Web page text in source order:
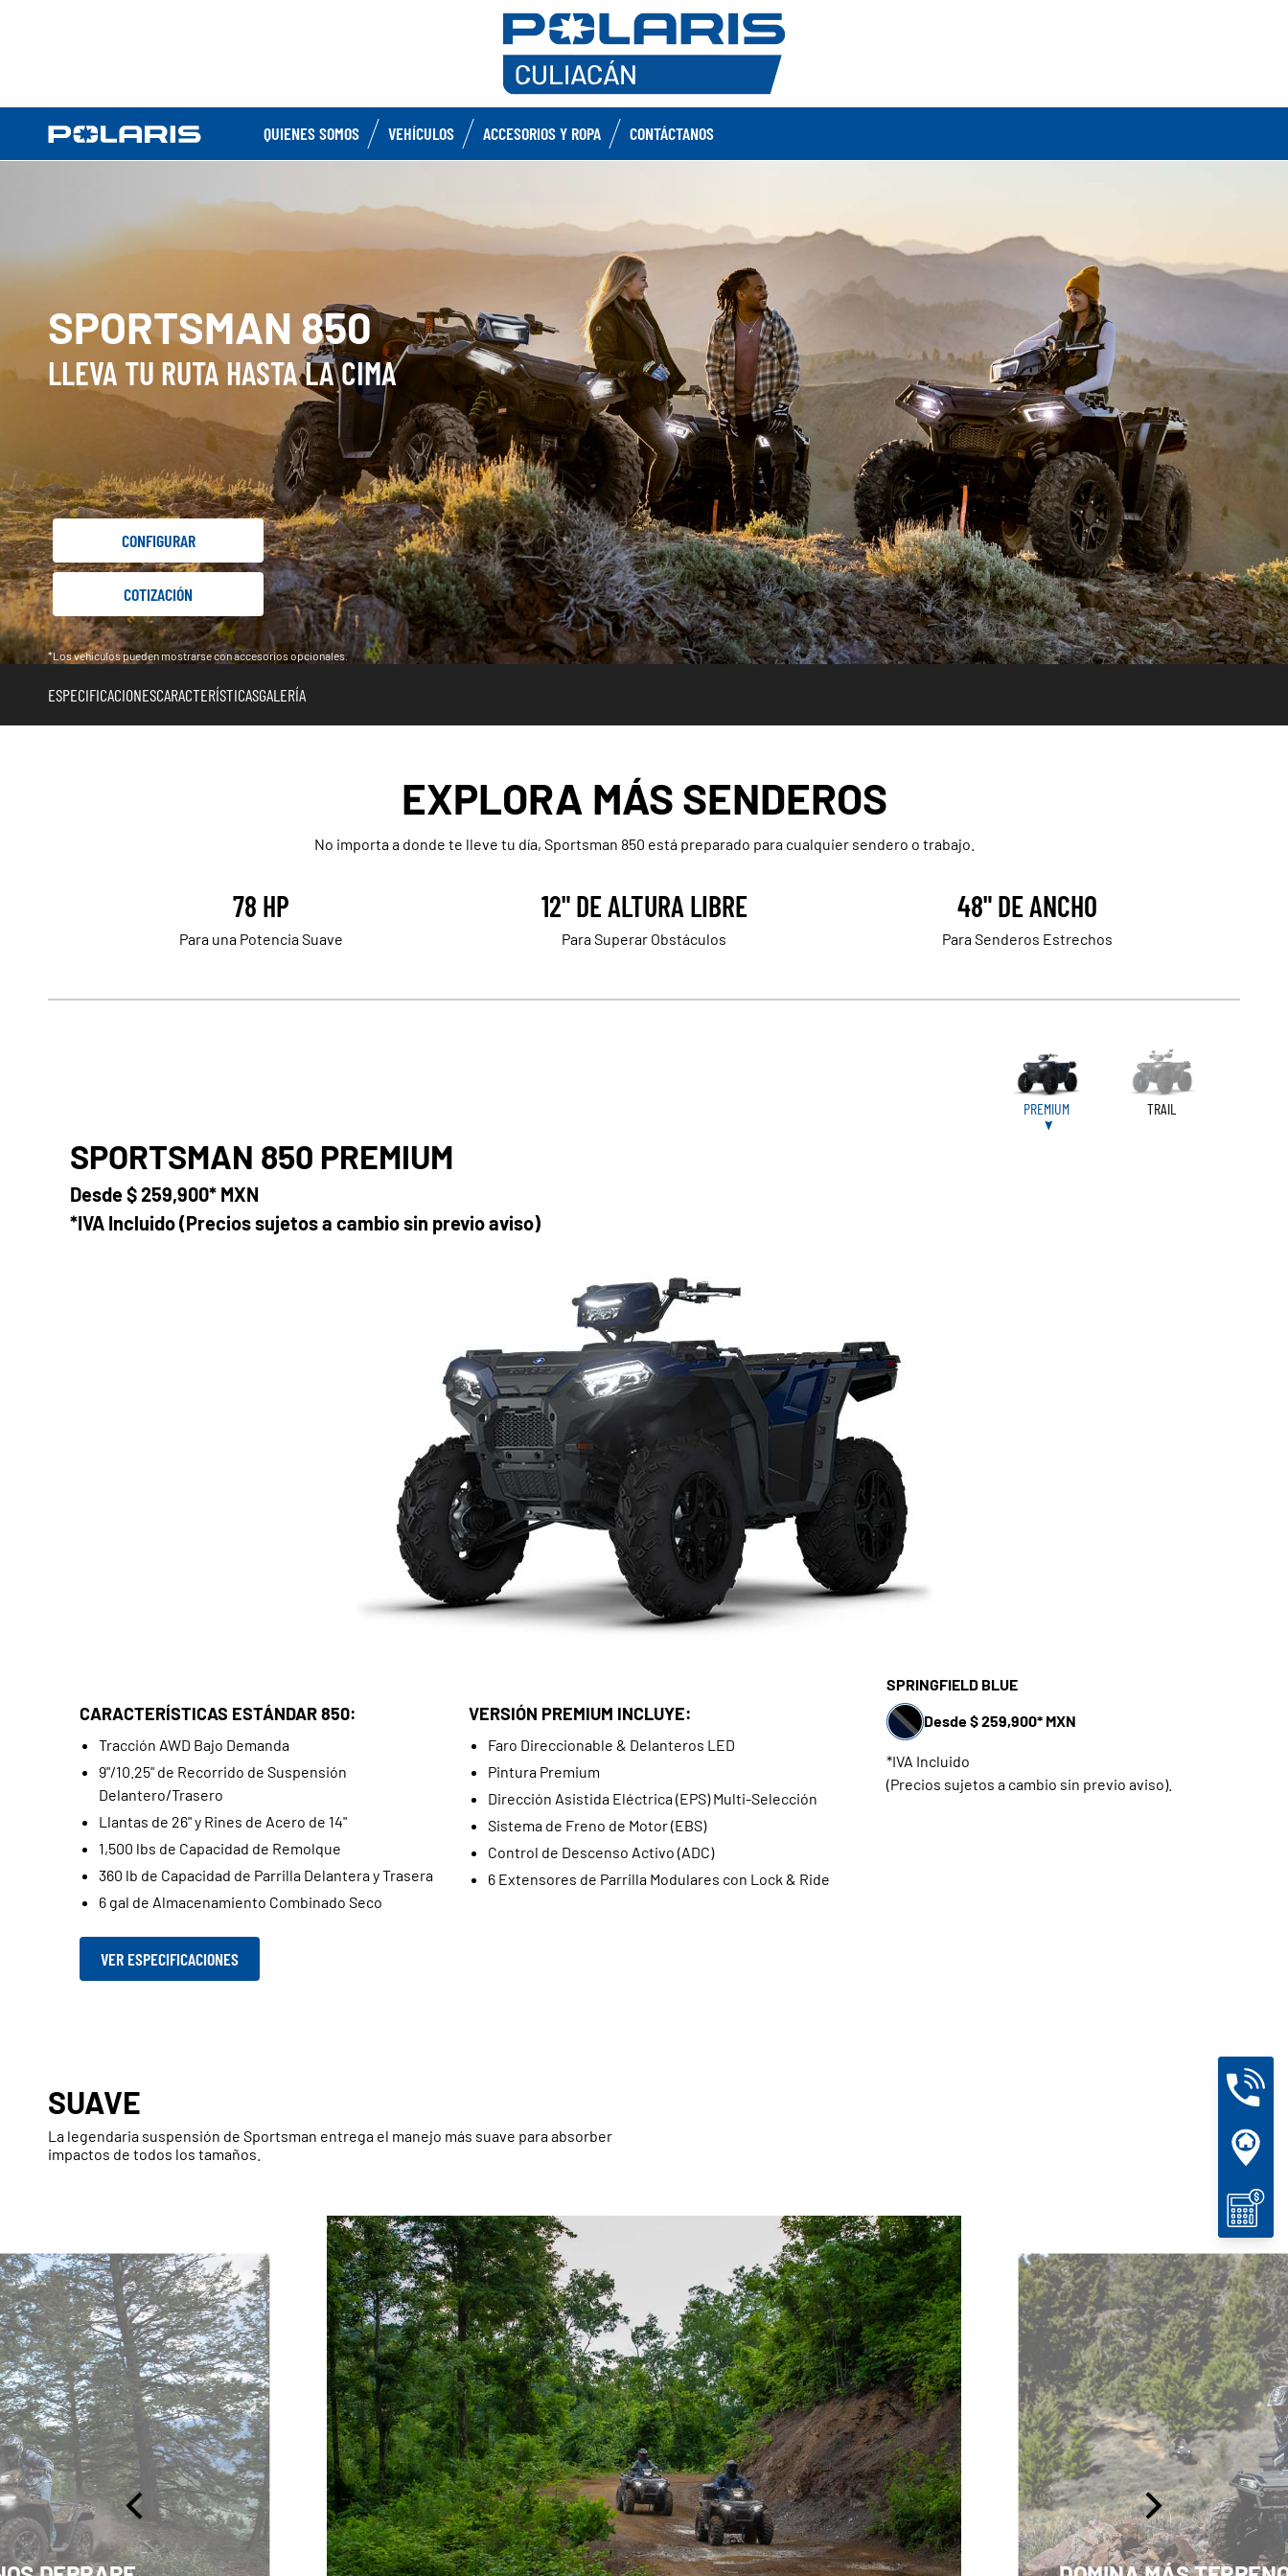
QUIENES SOMOS VEHÍCULOS ACCESORIOS Y ROPA CONTÁCTANOS
SPORTSMAN 850
LLEVA TU RUTA HASTA LA CIMA
CONFIGURAR
COTIZACIÓN
*Los vehículos pueden mostrarse con accesorios opcionales.
ESPECIFICACIONESCARACTERÍSTICASGALERÍA
EXPLORA MÁS SENDEROS
No importa a donde te lleve tu día, Sportsman 850 está preparado para cualquier sendero o trabajo.
78 HP
Para una Potencia Suave
12" DE ALTURA LIBRE
Para Superar Obstáculos
48" DE ANCHO
Para Senderos Estrechos
PREMIUM TRAIL
SPORTSMAN 850 PREMIUM
Desde$ 259,900* MXN
*IVA Incluido (Precios sujetos a cambio sin previo aviso)
SPRINGFIELD BLUE
Desde $ 259,900* MXN
*IVA Incluido
(Precios sujetos a cambio sin previo aviso).
CARACTERÍSTICAS ESTÁNDAR 850:
Tracción AWD Bajo Demanda
9"/10.25" de Recorrido de Suspensión
Delantero/Trasero
Llantas de 26" y Rines de Acero de 14"
1,500 lbs de Capacidad de Remolque
360 lb de Capacidad de Parrilla Delantera y Trasera
6 gal de Almacenamiento Combinado Seco
VERSIÓN PREMIUM INCLUYE:
Faro Direccionable & Delanteros LED
Pintura Premium
Dirección Asistida Eléctrica (EPS) Multi-Selección
Sistema de Freno de Motor (EBS)
Control de Descenso Activo (ADC)
6 Extensores de Parrilla Modulares con Lock & Ride
VER ESPECIFICACIONES
SUAVE
La legendaria suspensión de Sportsman entrega el manejo más suave para absorber
impactos de todos los tamaños.